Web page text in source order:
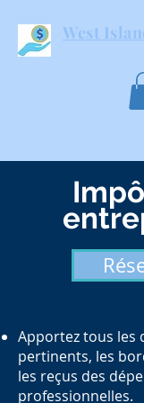
West
Apportez tous les
pertinents, les
les reçus des
professionnelles.